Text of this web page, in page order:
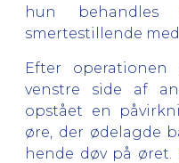
hun
smertestillende
Efter
venstre side af
opstået en
øre, der ødelagde
hende døv på